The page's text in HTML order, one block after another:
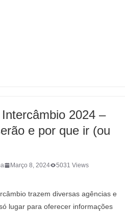
2024 –
e por que ir (ou
Março 8, 2024
5031 Views
trazem diversas agências e
lugar para oferecer informações